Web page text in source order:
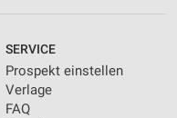
SERVICE
Prospekt einstellen
Verlage
FAQ